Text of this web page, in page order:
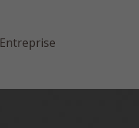
Entreprise